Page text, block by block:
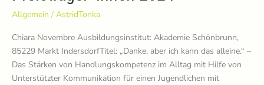
Allgemein / AstridTonka
Chiara Novembre Ausbildungsinstitut: Akademie Schönbrunn,
85229 Markt IndersdorfTitel: „Danke, aber ich kann das alleine.“ –
Das Stärken von Handlungskompetenz im Alltag mit Hilfe von
Unterstützter Kommunikation für einen Jugendlichen mit